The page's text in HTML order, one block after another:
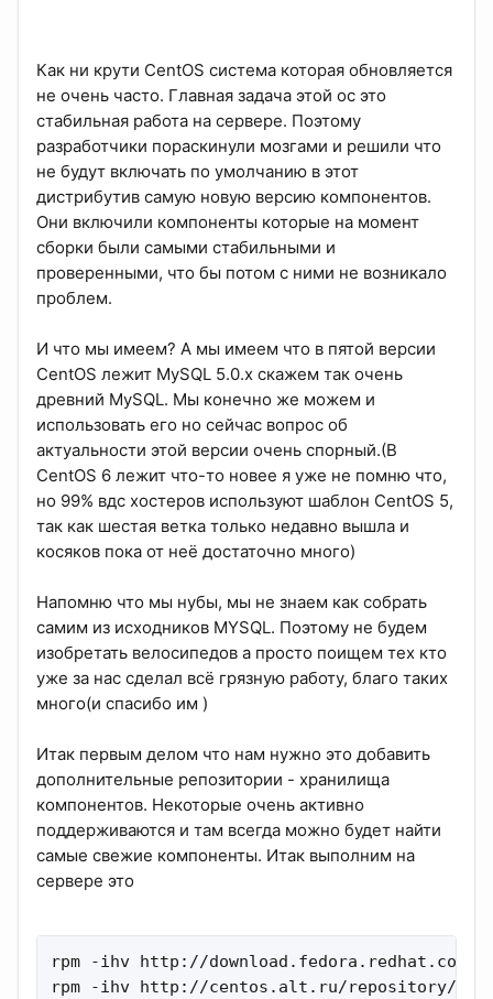
Как ни крути CentOS система которая обновляется
не очень часто. Главная задача этой ос это
стабильная работа на сервере. Поэтому
разработчики пораскинули мозгами и решили что
не будут включать по умолчанию в этот
дистрибутив самую новую версию компонентов.
Они включили компоненты которые на момент
сборки были самыми стабильными и
проверенными, что бы потом с ними не возникало
проблем.
И что мы имеем? А мы имеем что в пятой версии
СentOS лежит MySQL 5.0.x скажем так очень
древний MySQL. Мы конечно же можем и
использовать его но сейчас вопрос об
актуальности этой версии очень спорный.(В
CentOS 6 лежит что-то новее я уже не помню что,
но 99% вдс хостеров используют шаблон СentOS 5,
так как шестая ветка только недавно вышла и
косяков пока от неё достаточно много)
Напомню что мы нубы, мы не знаем как собрать
самим из исходников MYSQL. Поэтому не будем
изобретать велосипедов а просто поищем тех кто
уже за нас сделал всё грязную работу, благо таких
много(и спасибо им )
Итак первым делом что нам нужно это добавить
дополнительные репозитории - хранилища
компонентов. Некоторые очень активно
поддерживаются и там всегда можно будет найти
самые свежие компоненты. Итак выполним на
сервере это
rpm -ihv http://download.fedora.redhat.com/
rpm -ihv http://centos.alt.ru/repository/